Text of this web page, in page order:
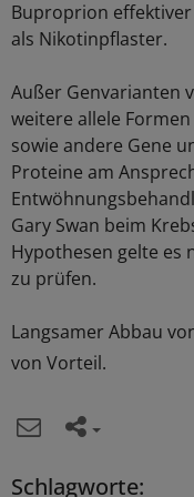
Buproprion
als Nikotinpflaster.
Außer Genvarianten
weitere allele Formen
sowie andere Gene
Proteine am
Gary Swan beim
Hypothesen gelte es
zu prüfen.
Langsamer Abbau
von Vorteil.
Schlagworte: